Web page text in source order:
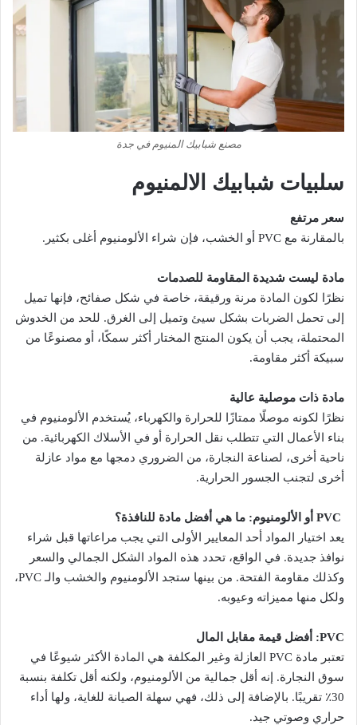
مصنع شبابيك المنيوم في جدة
سلبيات شبابيك الالمنيوم
سعر مرتفع
بالمقارنة مع PVC أو الخشب، فإن شراء الألومنيوم أغلى بكثير.
مادة ليست شديدة المقاومة للصدمات
نظرًا لكون المادة مرنة ورقيقة، خاصة في شكل صفائح، فإنها تميل
إلى تحمل الضربات بشكل سيئ وتميل إلى الغرق. للحد من الخدوش
المحتملة، يجب أن يكون المنتج المختار أكثر سمكًا، أو مصنوعًا من
سبيكة أكثر مقاومة.
مادة ذات موصلية عالية
نظرًا لكونه موصلًا ممتازًا للحرارة والكهرباء، يُستخدم الألومنيوم في
بناء الأعمال التي تتطلب نقل الحرارة أو في الأسلاك الكهربائية. من
ناحية أخرى، لصناعة النجارة، من الضروري دمجها مع مواد عازلة
أخرى لتجنب الجسور الحرارية.
يعد اختيار المواد أحد المعايير الأولى التي يجب مراعاتها قبل شراء
نوافذ جديدة. في الواقع، تحدد هذه المواد الشكل الجمالي والسعر
وكذلك مقاومة الفتحة. من بينها ستجد الألومنيوم والخشب والـ PVC،
ولكل منها مميزاته وعيوبه.
PVC: أفضل قيمة مقابل المال
تعتبر مادة PVC العازلة وغير المكلفة هي المادة الأكثر شيوعًا في
سوق النجارة. إنه أقل جمالية من الألومنيوم، ولكنه أقل تكلفة بنسبة
30٪ تقريبًا. بالإضافة إلى ذلك، فهي سهلة الصيانة للغاية، ولها أداء
حراري وصوتي جيد.